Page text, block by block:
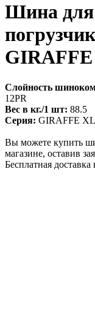
Шина
Слойность
12PR
Вес в кг./1 шт: 88.5
Серия: GIRAFFE
Вы можете купить
магазине, оставив
Бесплатная